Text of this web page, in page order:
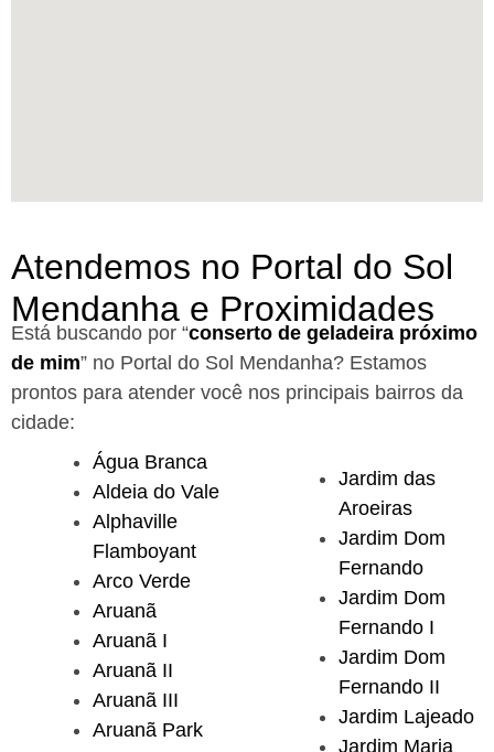
Atendemos no Portal do Sol
Mendanha e Proximidades
Está buscando por “conserto de geladeira próximo
de mim” no Portal do Sol Mendanha? Estamos
prontos para atender você nos principais bairros da
cidade:
Água Branca
Aldeia do Vale
Alphaville
Flamboyant
Arco Verde
Aruanã
Aruanã I
Aruanã II
Aruanã III
Aruanã Park
Jardim das
Aroeiras
Jardim Dom
Fernando
Jardim Dom
Fernando I
Jardim Dom
Fernando II
Jardim Lajeado
Jardim Maria